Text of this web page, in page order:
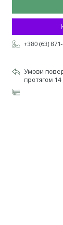
+380 (63)
протягом 14